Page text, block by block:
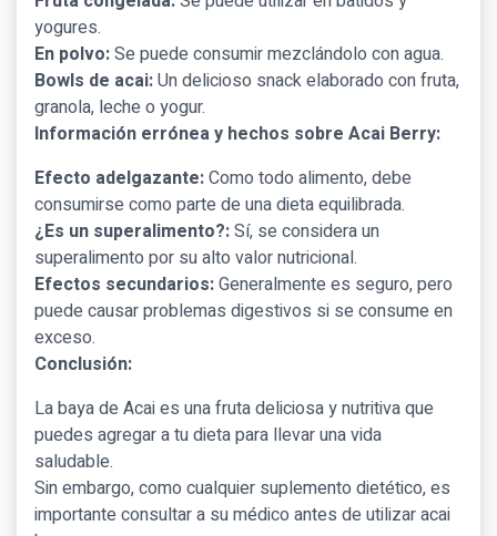
yogures.
En polvo:Se puede consumir mezclándolo con agua.
Bowls de acai:Un delicioso snack elaborado con fruta,
granola, leche o yogur.
Información errónea y hechos sobre Acai Berry:
Efecto adelgazante:Como todo alimento, debe
consumirse como parte de una dieta equilibrada.
¿Es un superalimento?:Sí, se considera un
superalimento por su alto valor nutricional.
Efectos secundarios:Generalmente es seguro, pero
puede causar problemas digestivos si se consume en
exceso.
Conclusión:
La baya de Acai es una fruta deliciosa y nutritiva que
puedes agregar a tu dieta para llevar una vida
saludable.
Sin embargo, como cualquier suplemento dietético, es
importante consultar a su médico antes de utilizar acai